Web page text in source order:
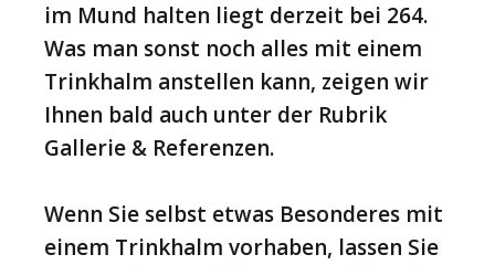
im Mund halten liegt derzeit bei 264.
Was man sonst noch alles mit einem
Trinkhalm anstellen kann, zeigen wir
Ihnen bald auch unter der Rubrik
Gallerie & Referenzen.
Wenn Sie selbst etwas Besonderes mit
einem Trinkhalm vorhaben, lassen Sie